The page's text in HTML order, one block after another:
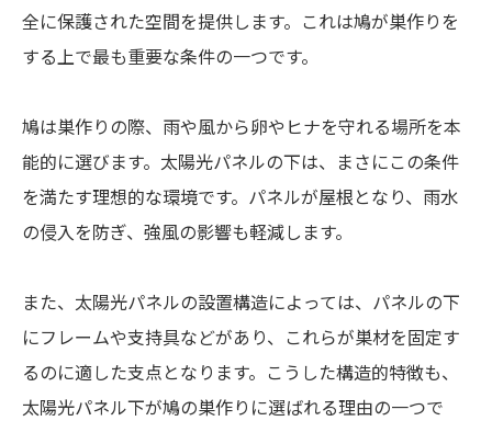
全に保護された空間を提供します。これは鳩が巣作りを
する上で最も重要な条件の一つです。
鳩は巣作りの際、雨や風から卵やヒナを守れる場所を本
能的に選びます。太陽光パネルの下は、まさにこの条件
を満たす理想的な環境です。パネルが屋根となり、雨水
の侵入を防ぎ、強風の影響も軽減します。
また、太陽光パネルの設置構造によっては、パネルの下
にフレームや支持具などがあり、これらが巣材を固定す
るのに適した支点となります。こうした構造的特徴も、
太陽光パネル下が鳩の巣作りに選ばれる理由の一つで